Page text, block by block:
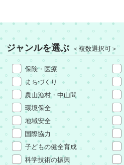
ジャンルを選ぶ ＜複数選択可＞
保険・医療
まちづくり
農山漁村・中山間
環境保全
地域安全
国際協力
子どもの健全育成
科学技術の振興